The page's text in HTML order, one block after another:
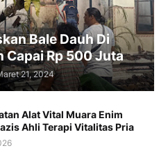
Bale Dauh Di
Capai Rp 500 Juta
21, 2024
Alat Vital Muara Enim
Ahli Terapi Vitalitas Pria